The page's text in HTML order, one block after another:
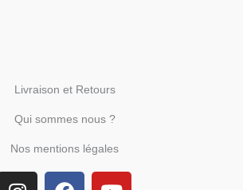
Livraison et Retours
Qui sommes nous ?
Nos mentions légales
I
F
Y